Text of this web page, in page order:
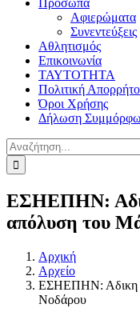
Πρόσωπα
Αφιερώματα
Συνεντεύξεις
Αθλητισμός
Επικοινωνία
ΤΑΥΤΟΤΗΤΑ
Πολιτική
Όροι Χρήσης
Δήλωση
Αναζήτηση
για:
ΕΣΗΕΠΗΝ:
απόλυση του
Αρχική
Αρχείο
ΕΣΗΕΠΗΝ: Αδικη
Νοδάρου